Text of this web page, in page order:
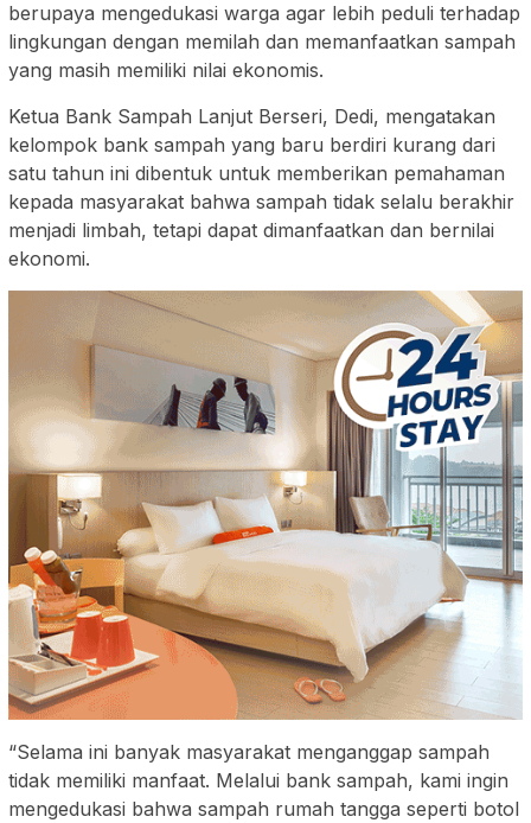
berupaya mengedukasi warga agar lebih peduli terhadap
lingkungan dengan memilah dan memanfaatkan sampah
yang masih memiliki nilai ekonomis.
Ketua Bank Sampah Lanjut Berseri, Dedi, mengatakan
kelompok bank sampah yang baru berdiri kurang dari
satu tahun ini dibentuk untuk memberikan pemahaman
kepada masyarakat bahwa sampah tidak selalu berakhir
menjadi limbah, tetapi dapat dimanfaatkan dan bernilai
ekonomi.
“Selama ini banyak masyarakat menganggap sampah
tidak memiliki manfaat. Melalui bank sampah, kami ingin
mengedukasi bahwa sampah rumah tangga seperti botol